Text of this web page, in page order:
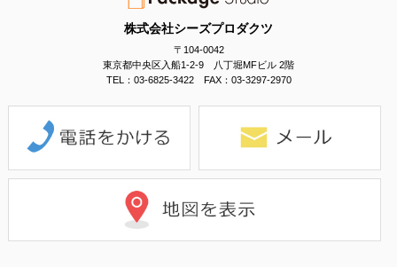
株式会社シーズプロダクツ
〒104-0042
東京都中央区入船1-2-9 八丁堀MFビル 2階
TEL：03-6825-3422 FAX：03-3297-2970